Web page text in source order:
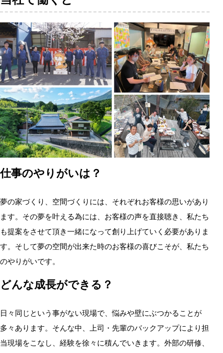
仕事のやりがいは？
夢の家づくり、空間づくりには、それぞれお客様の思いがあり
ます。その夢を叶える為には、お客様の声を直接聴き、私たち
も提案をさせて頂き一緒になって創り上げていく必要がありま
す。そして夢の空間が出来た時のお客様の喜びこそが、私たち
のやりがいです。
どんな成長ができる？
日々同じという事がない現場で、悩みや壁にぶつかることが
多々あります。そんな中、上司・先輩のバックアップにより担
当現場をこなし、経験を徐々に積んでいきます。外部の研修、